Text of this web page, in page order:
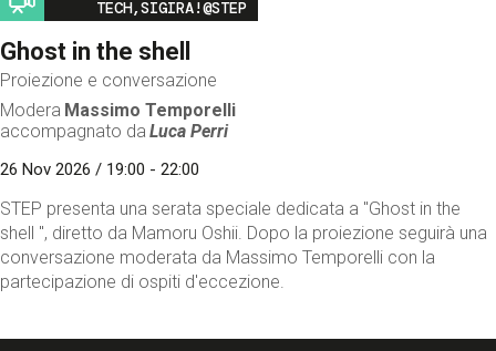
TECH,SIGIRA!@STEP
Ghost in the shell
Proiezione e conversazione
Modera Massimo Temporelli
accompagnato da Luca Perri
26 Nov 2026 / 19:00 - 22:00
STEP presenta una serata speciale dedicata a "Ghost in the
shell ", diretto da Mamoru Oshii. Dopo la proiezione seguirà una
conversazione moderata da Massimo Temporelli con la
partecipazione di ospiti d'eccezione.